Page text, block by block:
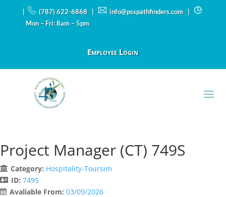
| (787) 622-6868 | info@psspathfinders.com|
Mon – Fri: 8am – 5pm
Employee Login
Project Manager (CT) 749S
Category: Hospitality-Toursim
ID: 749S
Avaliable From: 03/09/2026